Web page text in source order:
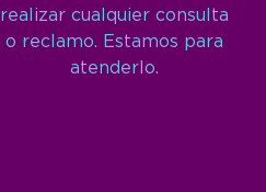
realizar cualquier consulta
o reclamo. Estamos para
atenderlo.